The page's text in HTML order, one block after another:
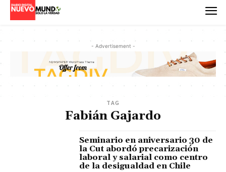
- Advertisement -
TAG
Fabián Gajardo
Seminario en aniversario 30 de
la Cut abordó precarización
laboral y salarial como centro
de la desigualdad en Chile